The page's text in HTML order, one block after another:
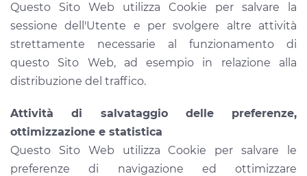
Questo Sito Web utilizza Cookie per salvare la
sessione dell'Utente e per svolgere altre attività
strettamente necessarie al funzionamento di
questo Sito Web, ad esempio in relazione alla
distribuzione del traffico.
Attività di salvataggio delle preferenze,
ottimizzazione e statistica
Questo Sito Web utilizza Cookie per salvare le
preferenze di navigazione ed ottimizzare